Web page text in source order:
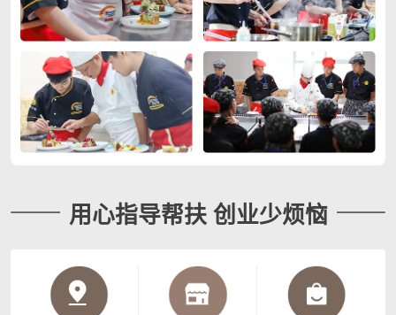
用心指导帮扶 创业少烦恼